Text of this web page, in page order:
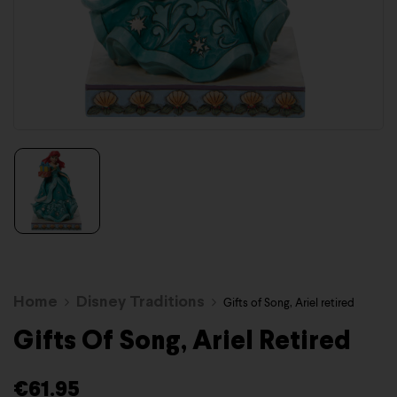
Home Disney Traditions Gifts of Song, Ariel retired
Gifts Of Song, Ariel Retired
€61.95